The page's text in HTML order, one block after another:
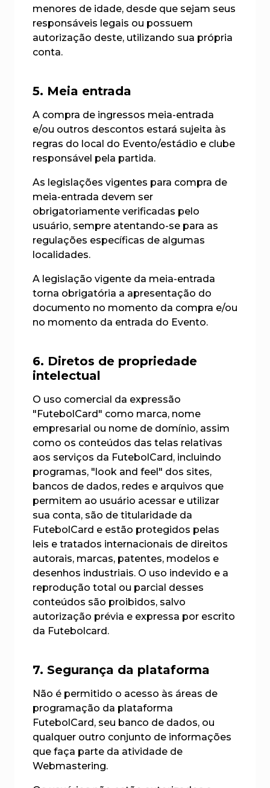
menores de idade, desde que sejam seus
responsáveis legais ou possuem
autorização deste, utilizando sua própria
conta.
5. Meia entrada
A compra de ingressos meia-entrada
e/ou outros descontos estará sujeita às
regras do local do Evento/estádio e clube
responsável pela partida.
As legislações vigentes para compra de
meia-entrada devem ser
obrigatoriamente verificadas pelo
usuário, sempre atentando-se para as
regulações específicas de algumas
localidades.
A legislação vigente da meia-entrada
torna obrigatória a apresentação do
documento no momento da compra e/ou
no momento da entrada do Evento.
6. Diretos de propriedade
intelectual
O uso comercial da expressão
"FutebolCard" como marca, nome
empresarial ou nome de domínio, assim
como os conteúdos das telas relativas
aos serviços da FutebolCard, incluindo
programas, "look and feel" dos sites,
bancos de dados, redes e arquivos que
permitem ao usuário acessar e utilizar
sua conta, são de titularidade da
FutebolCard e estão protegidos pelas
leis e tratados internacionais de direitos
autorais, marcas, patentes, modelos e
desenhos industriais. O uso indevido e a
reprodução total ou parcial desses
conteúdos são proibidos, salvo
autorização prévia e expressa por escrito
da Futebolcard.
7. Segurança da plataforma
Não é permitido o acesso às áreas de
programação da plataforma
FutebolCard, seu banco de dados, ou
qualquer outro conjunto de informações
que faça parte da atividade de
Webmastering.